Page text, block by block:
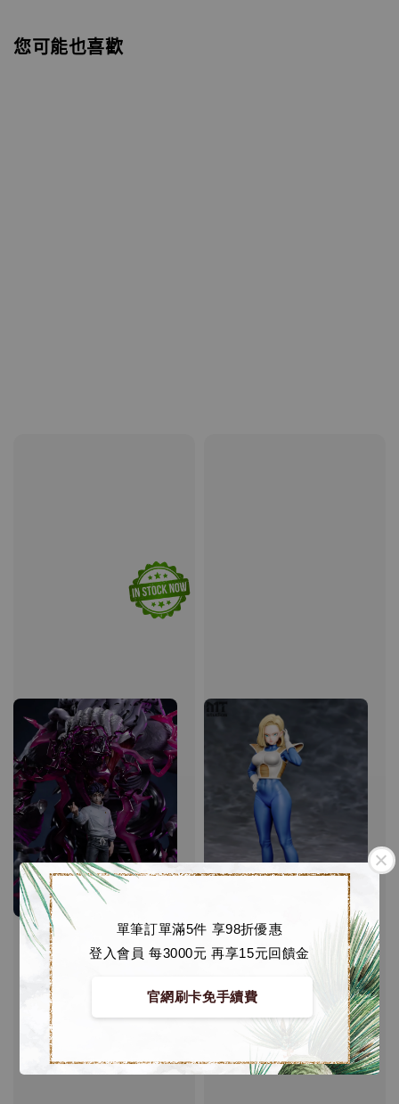
單筆訂單滿5件 享98折優惠
登入會員 每3000元 再享15元回饋金
官網刷卡免手續費
您可能也喜歡